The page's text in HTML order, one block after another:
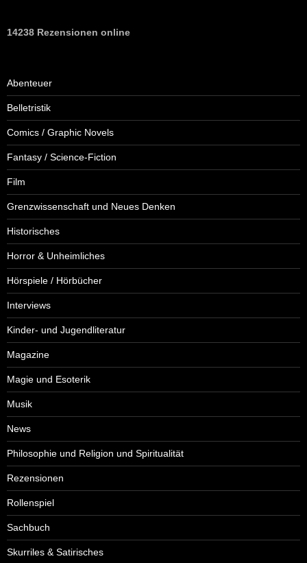
14238 Rezensionen online
Abenteuer
Belletristik
Comics / Graphic Novels
Fantasy / Science-Fiction
Film
Grenzwissenschaft und Neues Denken
Historisches
Horror & Unheimliches
Hörspiele / Hörbücher
Interviews
Kinder- und Jugendliteratur
Magazine
Magie und Esoterik
Musik
News
Philosophie und Religion und Spiritualität
Rezensionen
Rollenspiel
Sachbuch
Skurriles & Satirisches